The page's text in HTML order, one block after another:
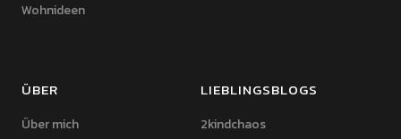
Wohnideen
ÜBER
Über mich
LIEBLINGSBLOGS
2kindchaos